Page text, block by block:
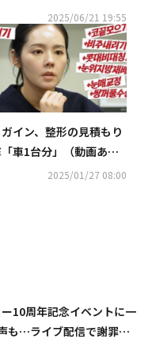
動画あり）2025/06/21 19:55
イン、整形の見積もり
車1台分」（動画あ
2025/01/27 08:00
10周年記念イベントに一
も…ライブ配信で謝罪